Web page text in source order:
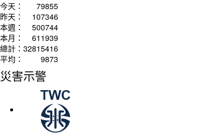
今天：
79855
昨天：
107346
本週：
500744
本月：
611939
總計： 32815416
平均：
9873
災害示警